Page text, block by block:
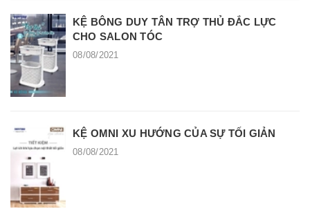
KỆ BÔNG DUY TÂN TRỢ THỦ ĐẮC LỰC
CHO SALON TÓC
08/08/2021
KỆ OMNI XU HƯỚNG CỦA SỰ TỐI GIẢN
08/08/2021